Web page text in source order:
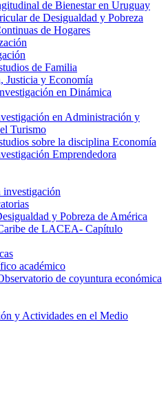
de Bienestar en Uruguay
de Desigualdad y Pobreza
de Hogares
de Familia
Justicia y Economía
en Dinámica
en Administración y
Turismo
sobre la disciplina Economía
Emprendedora
investigación
y Pobreza de América
de LACEA- Capítulo
académico
de coyuntura económica
y Actividades en el Medio